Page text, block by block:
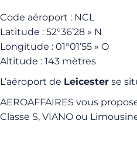
Code aéroport : NCL
Latitude : 52°36’28 » N
Longitude : 01°01’55 » O
Altitude : 143 mètres
L’aéroport de Leicester se
AEROAFFAIRES vous
Classe S, VIANO ou